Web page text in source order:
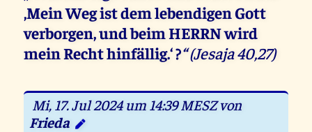
‚Mein Weg ist dem lebendigen Gott
verborgen, und beim HERRN wird
mein Recht hinfällig.‘ ?“(Jesaja 40,27)
Mi, 17. Jul 2024 um 14:39 MESZ von
Frieda